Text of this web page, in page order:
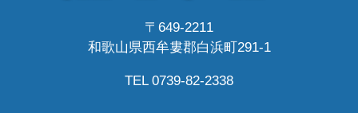
〒649-2211
和歌山県西牟婁郡白浜町291-1
TEL 0739-82-2338